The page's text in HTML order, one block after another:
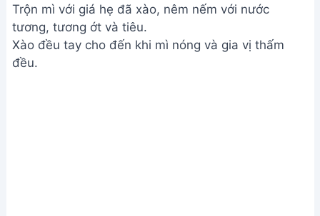
Trộn mì với giá hẹ đã xào, nêm nếm với nước
tương, tương ớt và tiêu.
Xào đều tay cho đến khi mì nóng và gia vị thấm
đều.